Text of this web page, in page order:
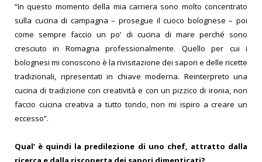
“In questo momento della mia carriera sono molto concentrato
sulla cucina di campagna – prosegue il cuoco bolognese – poi
come sempre faccio un po’ di cucina di mare perché sono
cresciuto in Romagna professionalmente. Quello per cui i
bolognesi mi conoscono è la rivisitazione dei sapori e delle ricette
tradizionali, ripresentati in chiave moderna. Reinterpreto una
cucina di tradizione con creatività e con un pizzico di ironia, non
faccio cucina creativa a tutto tondo, non mi ispiro a creare un
eccesso”.
Qual’ è quindi la predilezione di uno chef, attratto dalla